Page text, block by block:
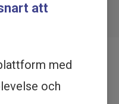
- Utbildning
att
med
och